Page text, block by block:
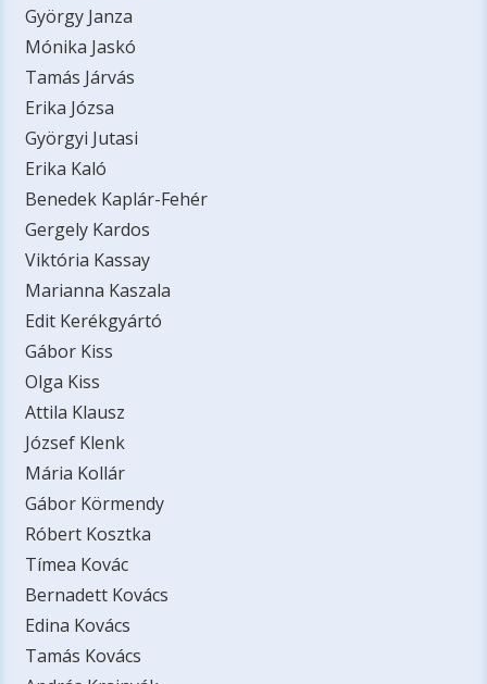
György Janza
Mónika Jaskó
Tamás Járvás
Erika Józsa
Györgyi Jutasi
Erika Kaló
Benedek Kaplár-Fehér
Gergely Kardos
Viktória Kassay
Marianna Kaszala
Edit Kerékgyártó
Gábor Kiss
Olga Kiss
Attila Klausz
József Klenk
Mária Kollár
Gábor Körmendy
Róbert Kosztka
Tímea Kovác
Bernadett Kovács
Edina Kovács
Tamás Kovács